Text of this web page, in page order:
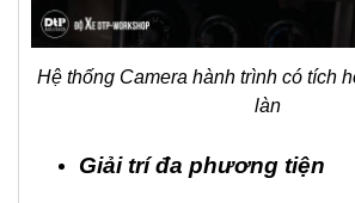
Hệ thống Camera hành trình có tích
làn
Giải trí đa phương tiện